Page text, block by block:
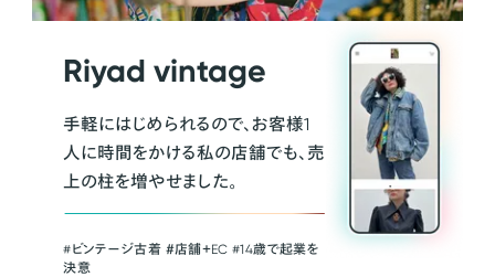
Riyad vintage
手軽にはじめられるので、お客様1
人に時間をかける私の店舗でも、売
上の柱を増やせました。
#ビンテージ古着 ＃店舗＋EC #14歳で起業を
決意